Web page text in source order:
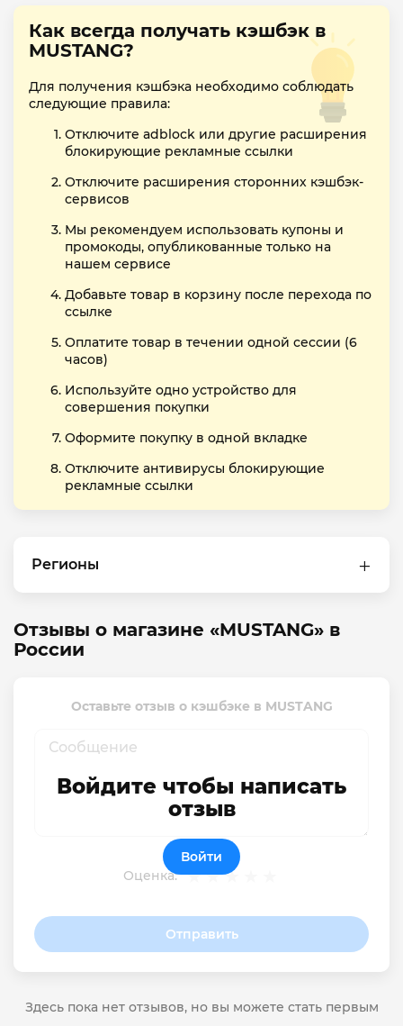
Как всегда получать кэшбэк в
MUSTANG?
Для получения кэшбэка необходимо соблюдать
следующие правила:
Отключите adblock или другие расширения
блокирующие рекламные ссылки
Отключите расширения сторонних кэшбэк-
сервисов
Мы рекомендуем использовать купоны и
промокоды, опубликованные только на
нашем сервисе
Добавьте товар в корзину после перехода по
ссылке
Оплатите товар в течении одной сессии (6
часов)
Используйте одно устройство для
совершения покупки
Оформите покупку в одной вкладке
Отключите антивирусы блокирующие
рекламные ссылки
Регионы
Отзывы о магазине «MUSTANG» в
России
Оставьте отзыв о кэшбэке в MUSTANG
Оценка:
Отправить
Войдите чтобы написать
отзыв
Войти
Здесь пока нет отзывов, но вы можете стать первым